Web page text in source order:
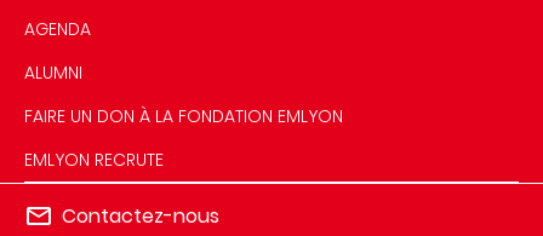
AGENDA
ALUMNI
FAIRE UN DON À LA FONDATION EMLYON
EMLYON RECRUTE
Contactez-nous